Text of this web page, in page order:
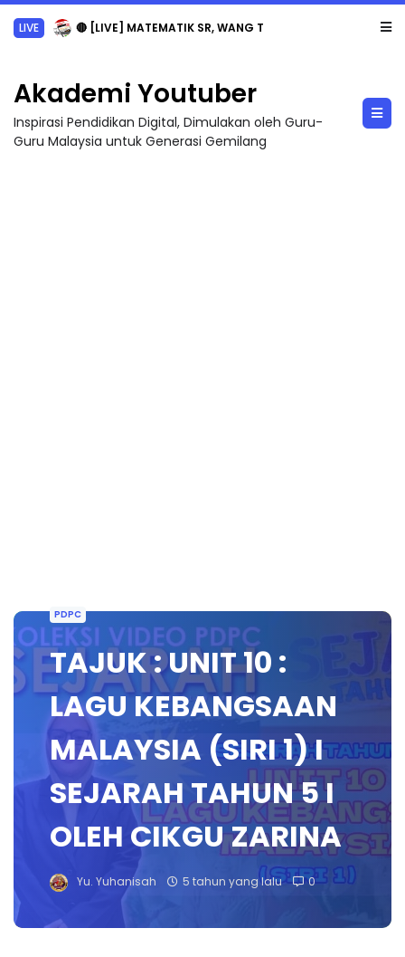
LIVE 🔴 [LIVE] MATEMATIK SR, WANG TAHUN 6 OLEH CIKGU ANITA #ALLINONE #141 #...
Akademi Youtuber
Inspirasi Pendidikan Digital, Dimulakan oleh Guru-
Guru Malaysia untuk Generasi Gemilang
PDPC
TAJUK : UNIT 10 :
LAGU KEBANGSAAN
MALAYSIA (SIRI 1) I
SEJARAH TAHUN 5 I
OLEH CIKGU ZARINA
Yu. Yuhanisah 5 tahun yang lalu 0